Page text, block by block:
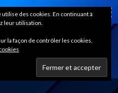
Home des cookies. En continuant à
leur utilisation.
la façon de contrôler les cookies,